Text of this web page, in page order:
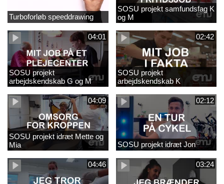
Turboforløb speeddrawing
SOSU projekt samfundsfag K
og M
04:01
SOSU projekt
arbejdskendskab G og M
02:42
SOSU projekt
arbejdskendskab K
04:09
SOSU projekt idræt Mette og
Mia
02:12
SOSU projekt idræt Jon
04:46 03:24